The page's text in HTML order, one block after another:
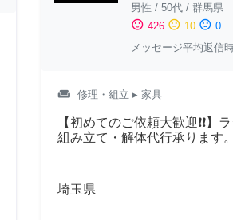
男性 / 50代/ 群馬県
sentiment_satisfied 426 sentiment_neutral 10 sentiment_dissatisfied 0
メッセージ平均返信
weekend 修理・組立 ▸ 家具
【初めてのご依頼大歓迎❗❗】
組み立て・解体代行承ります。
埼玉県